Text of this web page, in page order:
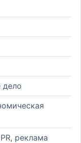
дело
реклама